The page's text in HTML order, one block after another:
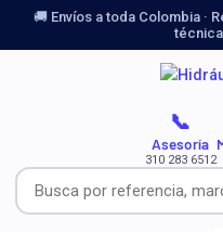
🚚 Envíos a toda Colombia ·
📞
Asesoría
310 283 6512